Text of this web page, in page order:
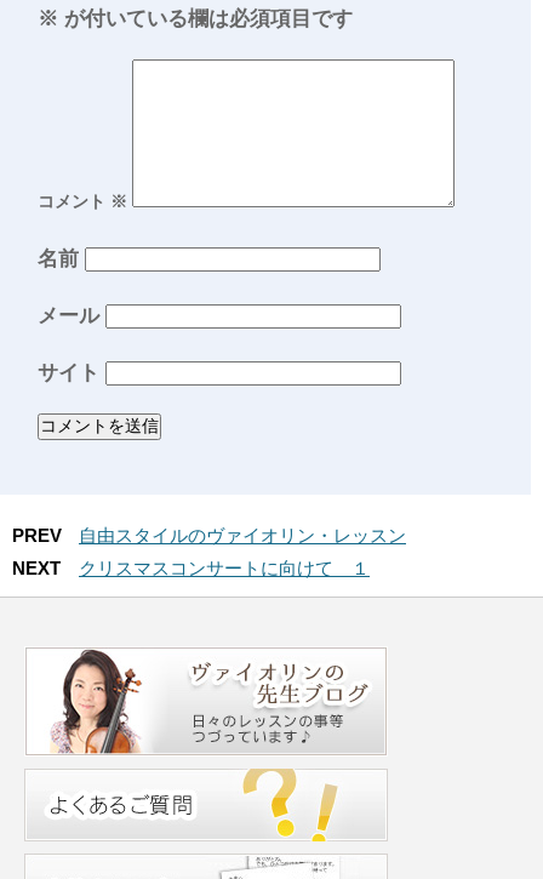
※ が付いている欄は必須項目です
コメント ※
名前
メール
サイト
PREV
自由スタイルのヴァイオリン・レッスン
NEXT
クリスマスコンサートに向けて １